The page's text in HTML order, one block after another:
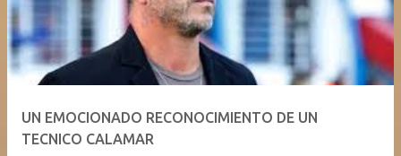
UN EMOCIONADO RECONOCIMIENTO DE UN
TECNICO CALAMAR